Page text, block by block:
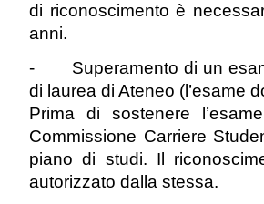
di riconoscimento è
anni.
- Superamento di un esame
di laurea di Ateneo (l’esame
Prima di sostenere
Commissione Carriere
piano di studi. Il
autorizzato dalla stessa.